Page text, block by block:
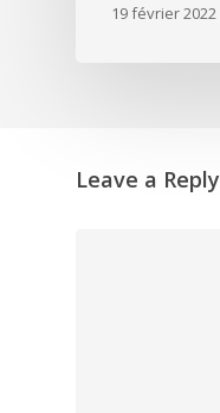
19 février 2022
Leave a Reply